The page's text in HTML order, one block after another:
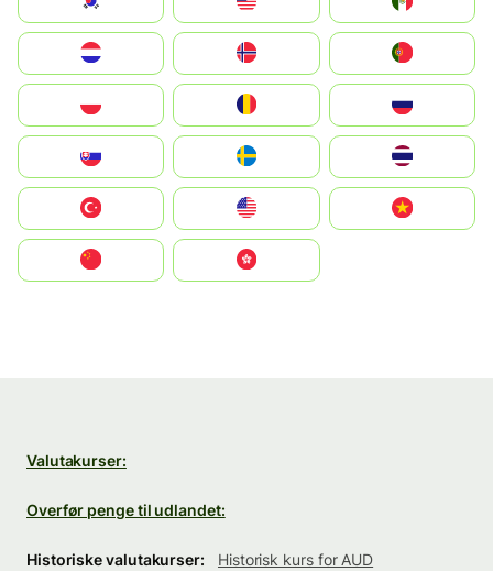
United States
中國香港特別行政區
Valutakurser:
Overfør penge til udlandet:
Historiske valutakurser:
Historisk kurs for AUD